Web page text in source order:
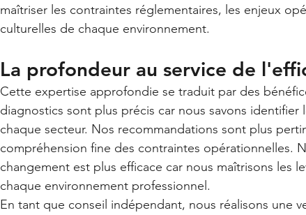
maîtriser les contraintes réglementaires, les enjeux
culturelles de chaque environnement.
La profondeur au service de
Cette expertise approfondie se traduit par des
diagnostics sont plus précis car nous savons identifier
chaque secteur. Nos recommandations sont plus
compréhension fine des contraintes opérationnelles.
changement est plus efficace car nous maîtrisons les
chaque environnement professionnel.
En tant que conseil indépendant, nous réalisons une